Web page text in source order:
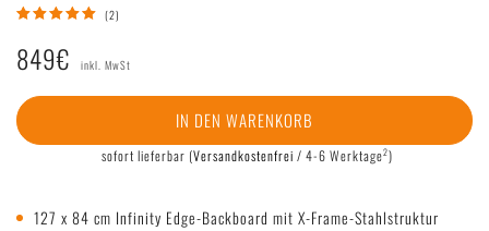
(2)
849€ inkl. MwSt
IN DEN WARENKORB
sofort lieferbar (Versandkostenfrei / 4-6 Werktage2)
127 x 84 cm Infinity Edge-Backboard mit X-Frame-Stahlstruktur